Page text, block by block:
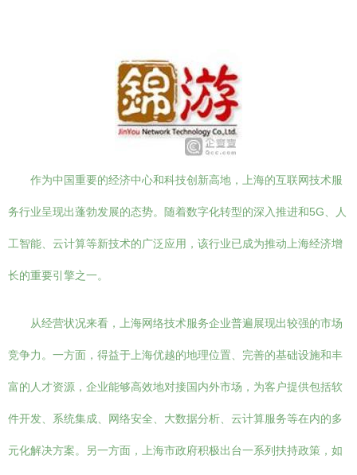
作为中国重要的经济中心和科技创新高地，上海的互联网技术服
务行业呈现出蓬勃发展的态势。随着数字化转型的深入推进和5G、人
工智能、云计算等新技术的广泛应用，该行业已成为推动上海经济增
长的重要引擎之一。
从经营状况来看，上海网络技术服务企业普遍展现出较强的市场
竞争力。一方面，得益于上海优越的地理位置、完善的基础设施和丰
富的人才资源，企业能够高效地对接国内外市场，为客户提供包括软
件开发、系统集成、网络安全、大数据分析、云计算服务等在内的多
元化解决方案。另一方面，上海市政府积极出台一系列扶持政策，如